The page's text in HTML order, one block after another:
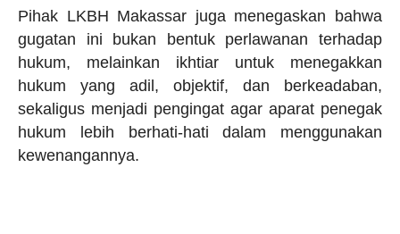
Pihak LKBH Makassar juga menegaskan bahwa
gugatan ini bukan bentuk perlawanan terhadap
hukum, melainkan ikhtiar untuk menegakkan
hukum yang adil, objektif, dan berkeadaban,
sekaligus menjadi pengingat agar aparat penegak
hukum lebih berhati-hati dalam menggunakan
kewenangannya.